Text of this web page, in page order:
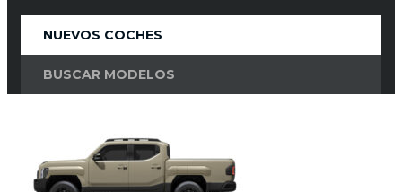
NUEVOS COCHES
BUSCAR MODELOS